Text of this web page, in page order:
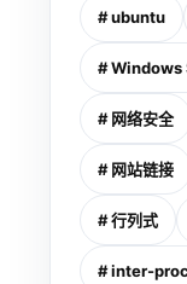
# ubuntu
# Windows
# 网络安全
# 网站链接
# 行列式
# inter-